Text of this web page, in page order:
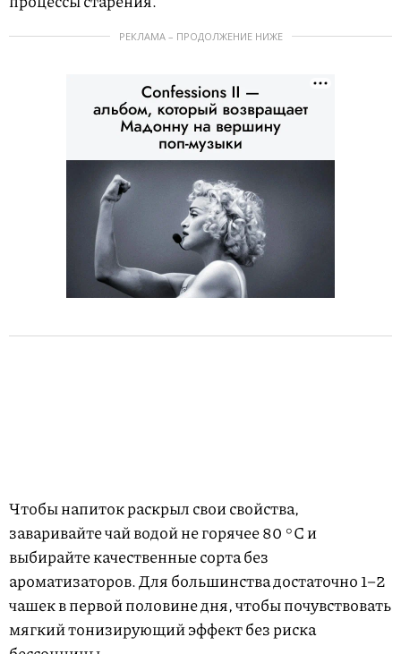
РЕКЛАМА – ПРОДОЛЖЕНИЕ НИЖЕ
Чтобы напиток раскрыл свои свойства,
заваривайте чай водой не горячее 80 °C и
выбирайте качественные сорта без
ароматизаторов. Для большинства достаточно 1–2
чашек в первой половине дня, чтобы почувствовать
мягкий тонизирующий эффект без риска